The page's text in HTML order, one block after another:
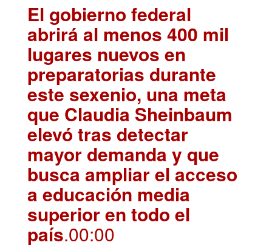
El gobierno federal
abrirá al menos 400 mil
lugares nuevos en
preparatorias durante
este sexenio, una meta
que Claudia Sheinbaum
elevó tras detectar
mayor demanda y que
busca ampliar el acceso
a educación media
superior en todo el
país.00:00